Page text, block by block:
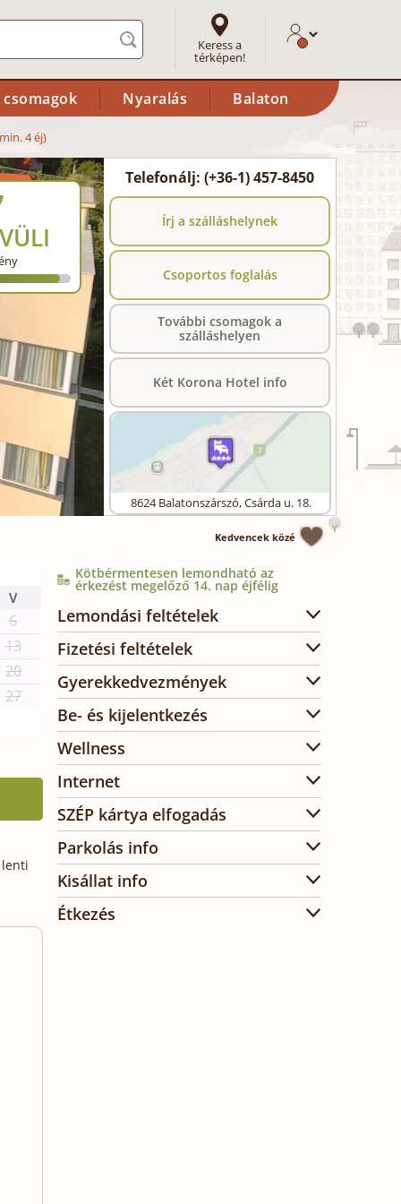
Keress a
térképen!
csomagok Nyaralás Balaton
4 éj)
Telefonálj: (+36-1) 457-8450
Írj a szálláshelynek
Csoportos foglalás
További csomagok a
szálláshelyen
Két Korona Hotel info
8624 Balatonszárszó,Csárda u. 18.
Kedvencek közé
V
6
13
20
27
lenti
Kötbérmentesen lemondható az
érkezést megelőző 14. nap éjfélig
Lemondási feltételek
Fizetési feltételek
Gyerekkedvezmények
Be- és kijelentkezés
Wellness
Internet
SZÉP kártya elfogadás
Parkolás info
Kisállat info
Étkezés